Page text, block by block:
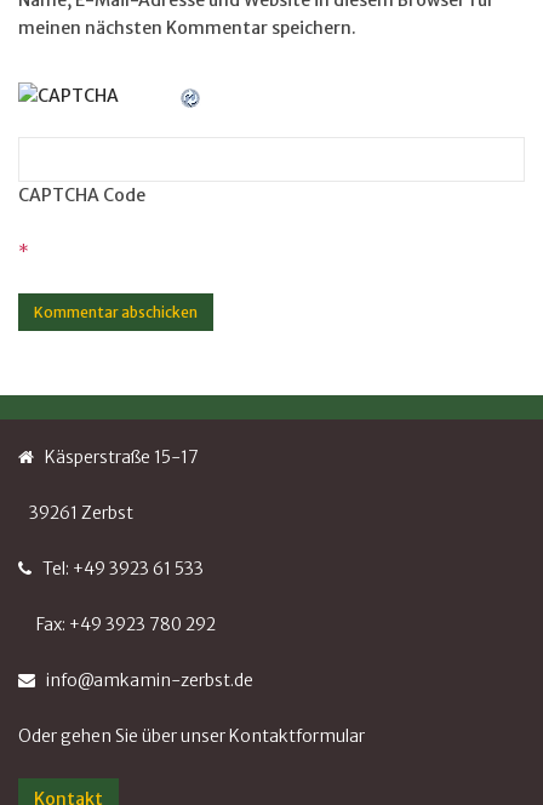
meinen nächsten Kommentar speichern.
CAPTCHA Code
*
Käsperstraße 15-17
39261 Zerbst
Tel: +49 3923 61 533
Fax: +49 3923 780 292
info@amkamin-zerbst.de
Oder gehen Sie über unser Kontaktformular
Kontakt